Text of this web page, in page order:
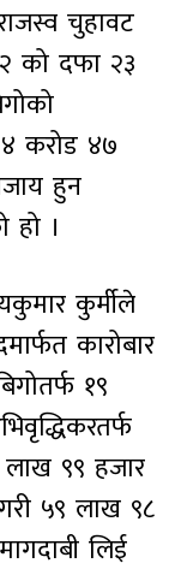
चुहावट
को दफा २३
करोड ४७
हुन
हो ।
कुर्मीले
कारोबार
१९
९९ हजार
५९ लाख ९८
लिई